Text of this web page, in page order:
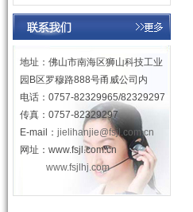
地址：佛山市南海区狮山科技工业
园B区罗穆路888号甬威公司内
电话：0757-82329965/82329297
传真：0757-82329297
E-mail： jielihanjie@fsjl.com.cn
网址：www.fsjl.com.cn
www.fsjlhj.com